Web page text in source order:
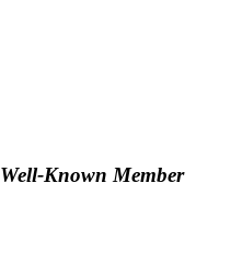
Well-Known Member